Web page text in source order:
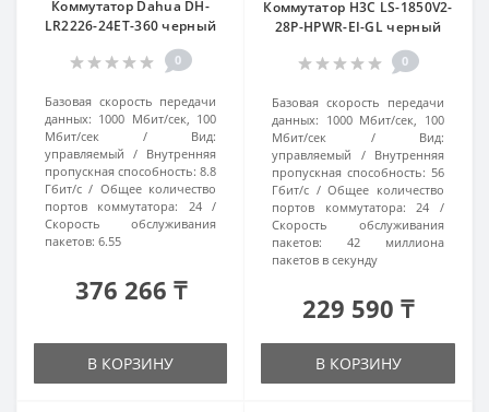
Коммутатор Dahua DH-
LR2226-24ET-360 черный
0
Базовая скорость передачи
данных: 1000 Мбит/сек, 100
Мбит/сек
Вид:
управляемый
Внутренняя
пропускная способность: 8.8
Гбит/с
Общее количество
портов коммутатора:
24
Скорость обслуживания
пакетов: 6.55
376 266 ₸
В КОРЗИНУ
Коммутатор H3C LS-1850V2-
28P-HPWR-EI-GL черный
0
Базовая скорость передачи
данных: 1000 Мбит/сек, 100
Мбит/сек
Вид:
управляемый
Внутренняя
пропускная способность: 56
Гбит/с
Общее количество
портов коммутатора:
24
Скорость обслуживания
пакетов:
42 миллиона
пакетов в секунду
229 590 ₸
В КОРЗИНУ